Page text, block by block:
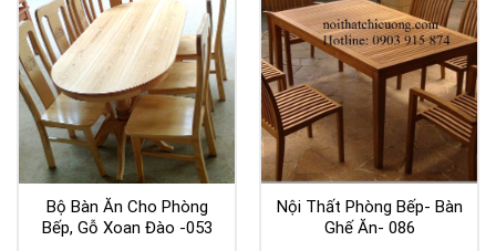
Bộ Bàn Ăn Cho Phòng
Bếp, Gỗ Xoan Đào -053
Nội Thất Phòng Bếp- Bàn
Ghế Ăn- 086